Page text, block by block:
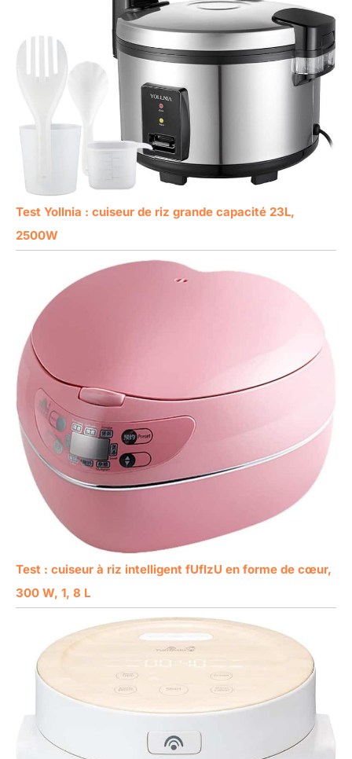
Test Yollnia : cuiseur de riz grande capacité 23L,
2500W
Test : cuiseur à riz intelligent fUfIzU en forme de cœur,
300 W, 1, 8 L